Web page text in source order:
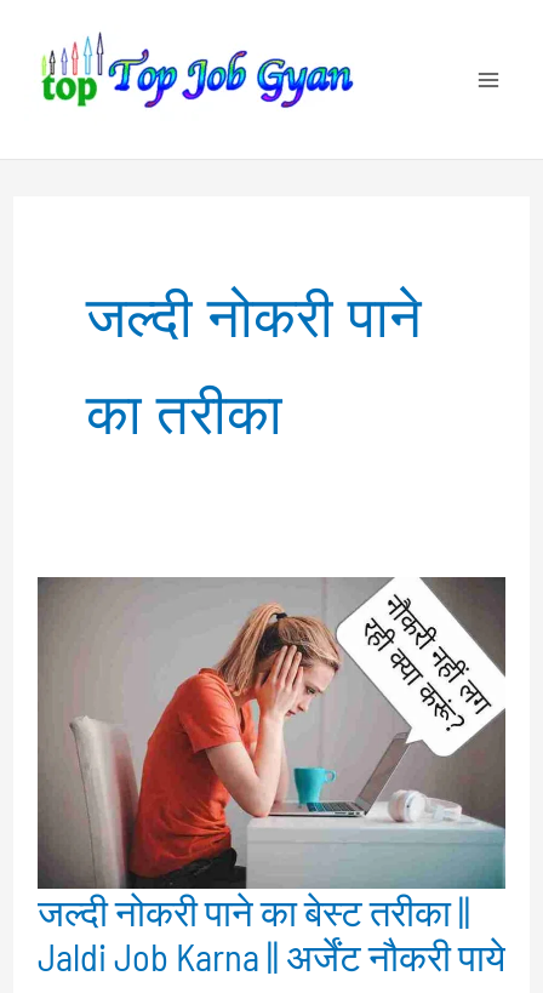
content
जल्दी नोकरी पाने
का तरीका
जल्दी नोकरी पाने का बेस्ट तरीका ||
Jaldi Job Karna || अर्जेंट नौकरी पाये